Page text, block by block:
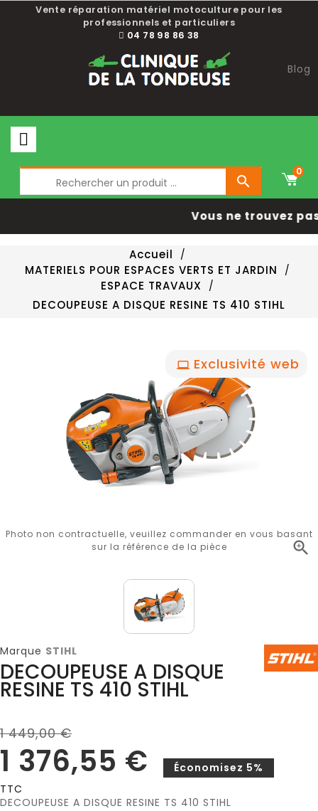
Vente réparation matériel motoculture pour les
professionnels et particuliers
04 78 98 86 38
Blog

0
Vous ne trouvez
Accueil
MATERIELS POUR ESPACES VERTS ET JARDIN
ESPACE TRAVAUX
DECOUPEUSE A DISQUE RESINE TS 410 STIHL
Exclusivité web

Photo non contractuelle, veuillez commander en vous basant
sur la référence de la pièce
Marque STIHL
DECOUPEUSE A DISQUE
RESINE TS 410 STIHL
1 449,00 €
1 376,55 €
Économisez 5%
TTC
DECOUPEUSE A DISQUE RESINE TS 410 STIHL